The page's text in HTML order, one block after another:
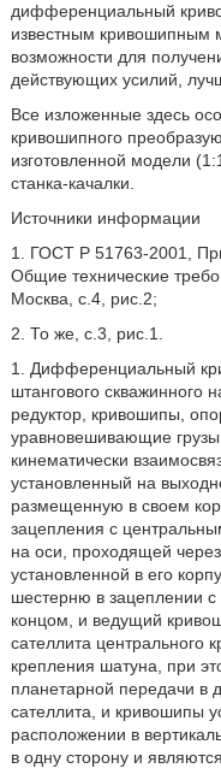
дифференциальный
известным кривошипным
возможности для
действующих усилий,
Все изложенные здесь
кривошипного
изготовленной модели
станка-качалки.
Источники информации
1. ГОСТ Р 51763-2001,
Общие технические
Москва, с.4, рис.2;
2. То же, с.3, рис.1.
1. Дифференциальный
штангового скважинного
редуктор, кривошипы,
уравновешивающие
кинематически
установленный на
размещенную в своем
зацепления с
на оси, проходящей
установленной в его
шестерню в зацеплении
концом, и ведущий
сателлита центрального
крепления шатуна, при
планетарной передачи в
сателлита, и кривошипы
расположении в
в одну сторону и